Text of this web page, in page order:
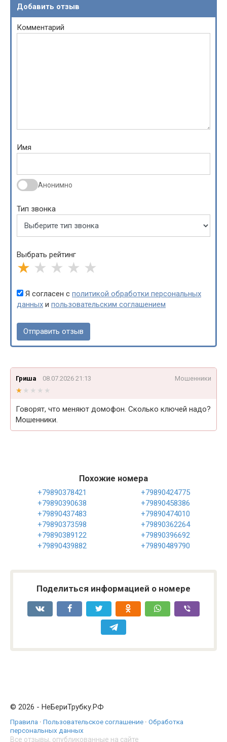
Добавить отзыв
Комментарий
Имя
Анонимно
Тип звонка
Выбрать рейтинг
★ ★ ★ ★ ★
Я согласен с политикой обработки персональных
данных и пользовательским соглашением
Гриша 08.07.2026 21:13 Мошенники
★★★★★
★★★★★
Говорят, что меняют домофон. Сколько ключей надо?
Мошенники.
Похожие номера
+79890378421
+79890424775
+79890390638
+79890458386
+79890437483
+79890474010
+79890373598
+79890362264
+79890389122
+79890396692
+79890439882
+79890489790
Поделиться информацией о номере
© 2026 - НеБериТрубку.РФ
Правила · Пользовательское соглашение · Обработка
персональных данных
Все отзывы, опубликованные на сайте